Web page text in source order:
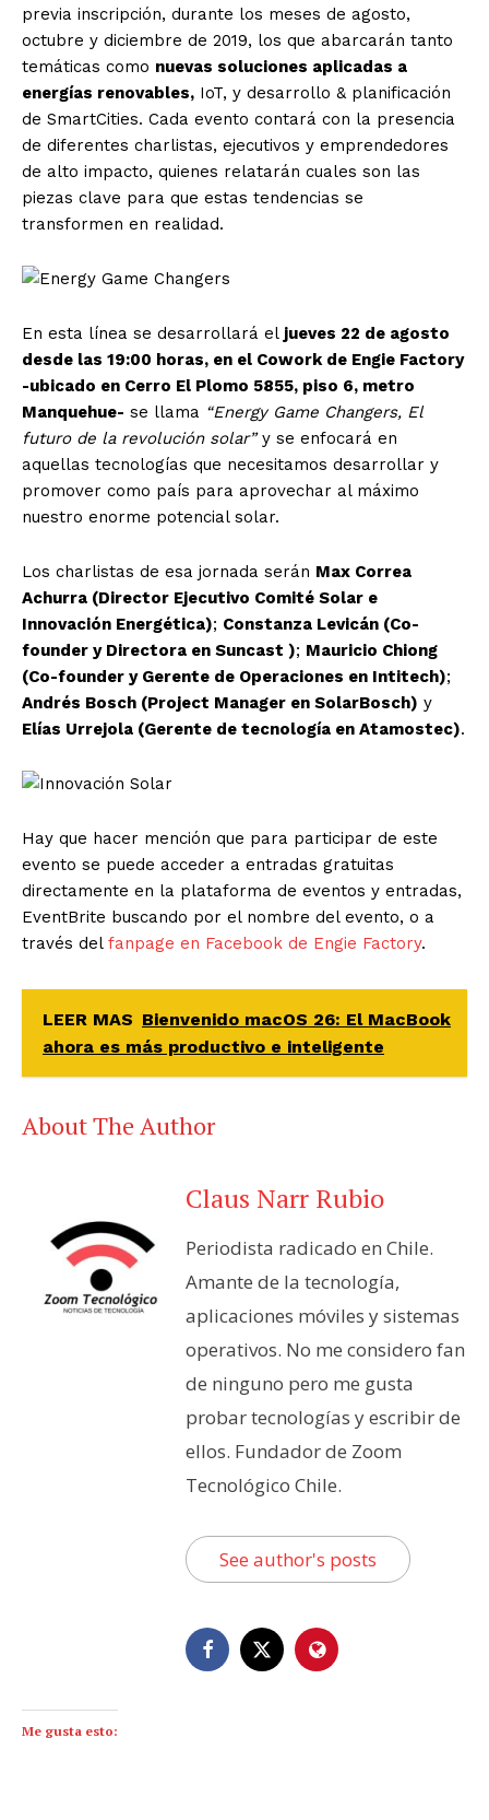
previa inscripción, durante los meses de agosto,
octubre y diciembre de 2019, los que abarcarán tanto
temáticas como nuevas soluciones aplicadas a
energías renovables, IoT, y desarrollo & planificación
de SmartCities. Cada evento contará con la presencia
de diferentes charlistas, ejecutivos y emprendedores
de alto impacto, quienes relatarán cuales son las
piezas clave para que estas tendencias se
transformen en realidad.
En esta línea se desarrollará el jueves 22 de agosto
desde las 19:00 horas, en el Cowork de Engie Factory
-ubicado en Cerro El Plomo 5855, piso 6, metro
Manquehue- se llama “Energy Game Changers, El
futuro de la revolución solar”y se enfocará en
aquellas tecnologías que necesitamos desarrollar y
promover como país para aprovechar al máximo
nuestro enorme potencial solar.
Los charlistas de esa jornada serán Max Correa
Achurra (Director Ejecutivo Comité Solar e
Innovación Energética); Constanza Levicán (Co-
founder y Directora en Suncast ); Mauricio Chiong
(Co-founder y Gerente de Operaciones en Intitech);
Andrés Bosch (Project Manager en SolarBosch) y
Elías Urrejola (Gerente de tecnología en Atamostec).
Hay que hacer mención que para participar de este
evento se puede acceder a entradas gratuitas
directamente en la plataforma de eventos y entradas,
EventBrite buscando por el nombre del evento, o a
través del fanpage en Facebook de Engie Factory.
LEER MAS Bienvenido macOS 26: El MacBook
ahora es más productivo e inteligente
About The Author
Claus Narr Rubio
Periodista radicado en Chile.
Amante de la tecnología,
aplicaciones móviles y sistemas
operativos. No me considero fan
de ninguno pero me gusta
probar tecnologías y escribir de
ellos. Fundador de Zoom
Tecnológico Chile.
See author's posts
Me gusta esto: